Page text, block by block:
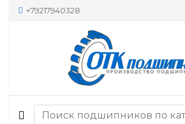
+79217940328